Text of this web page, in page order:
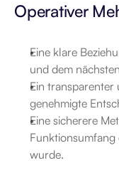
Operativer
Eine klare
und dem
Ein
genehmigte
Eine sicherere
wurde.